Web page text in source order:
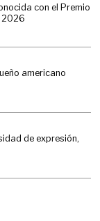
con el Premio
2026
americano
de expresión,